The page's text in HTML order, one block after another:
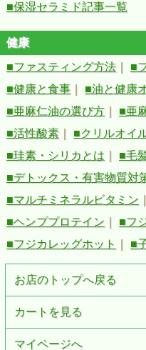
■保湿セラミド記事一覧
健康
■ファスティング方法
■
■健康と食事
■油と健康
■亜麻仁油の選び方
■亜
■活性酸素
■クリルオイ
■珪素・シリカとは
■毛
■デトックス・有害物質対
■マルチミネラルビタミン
■ヘンププロテイン
■フ
■フジカレッグホット
■
お店のトップへ戻る
カートを見る
マイページへ